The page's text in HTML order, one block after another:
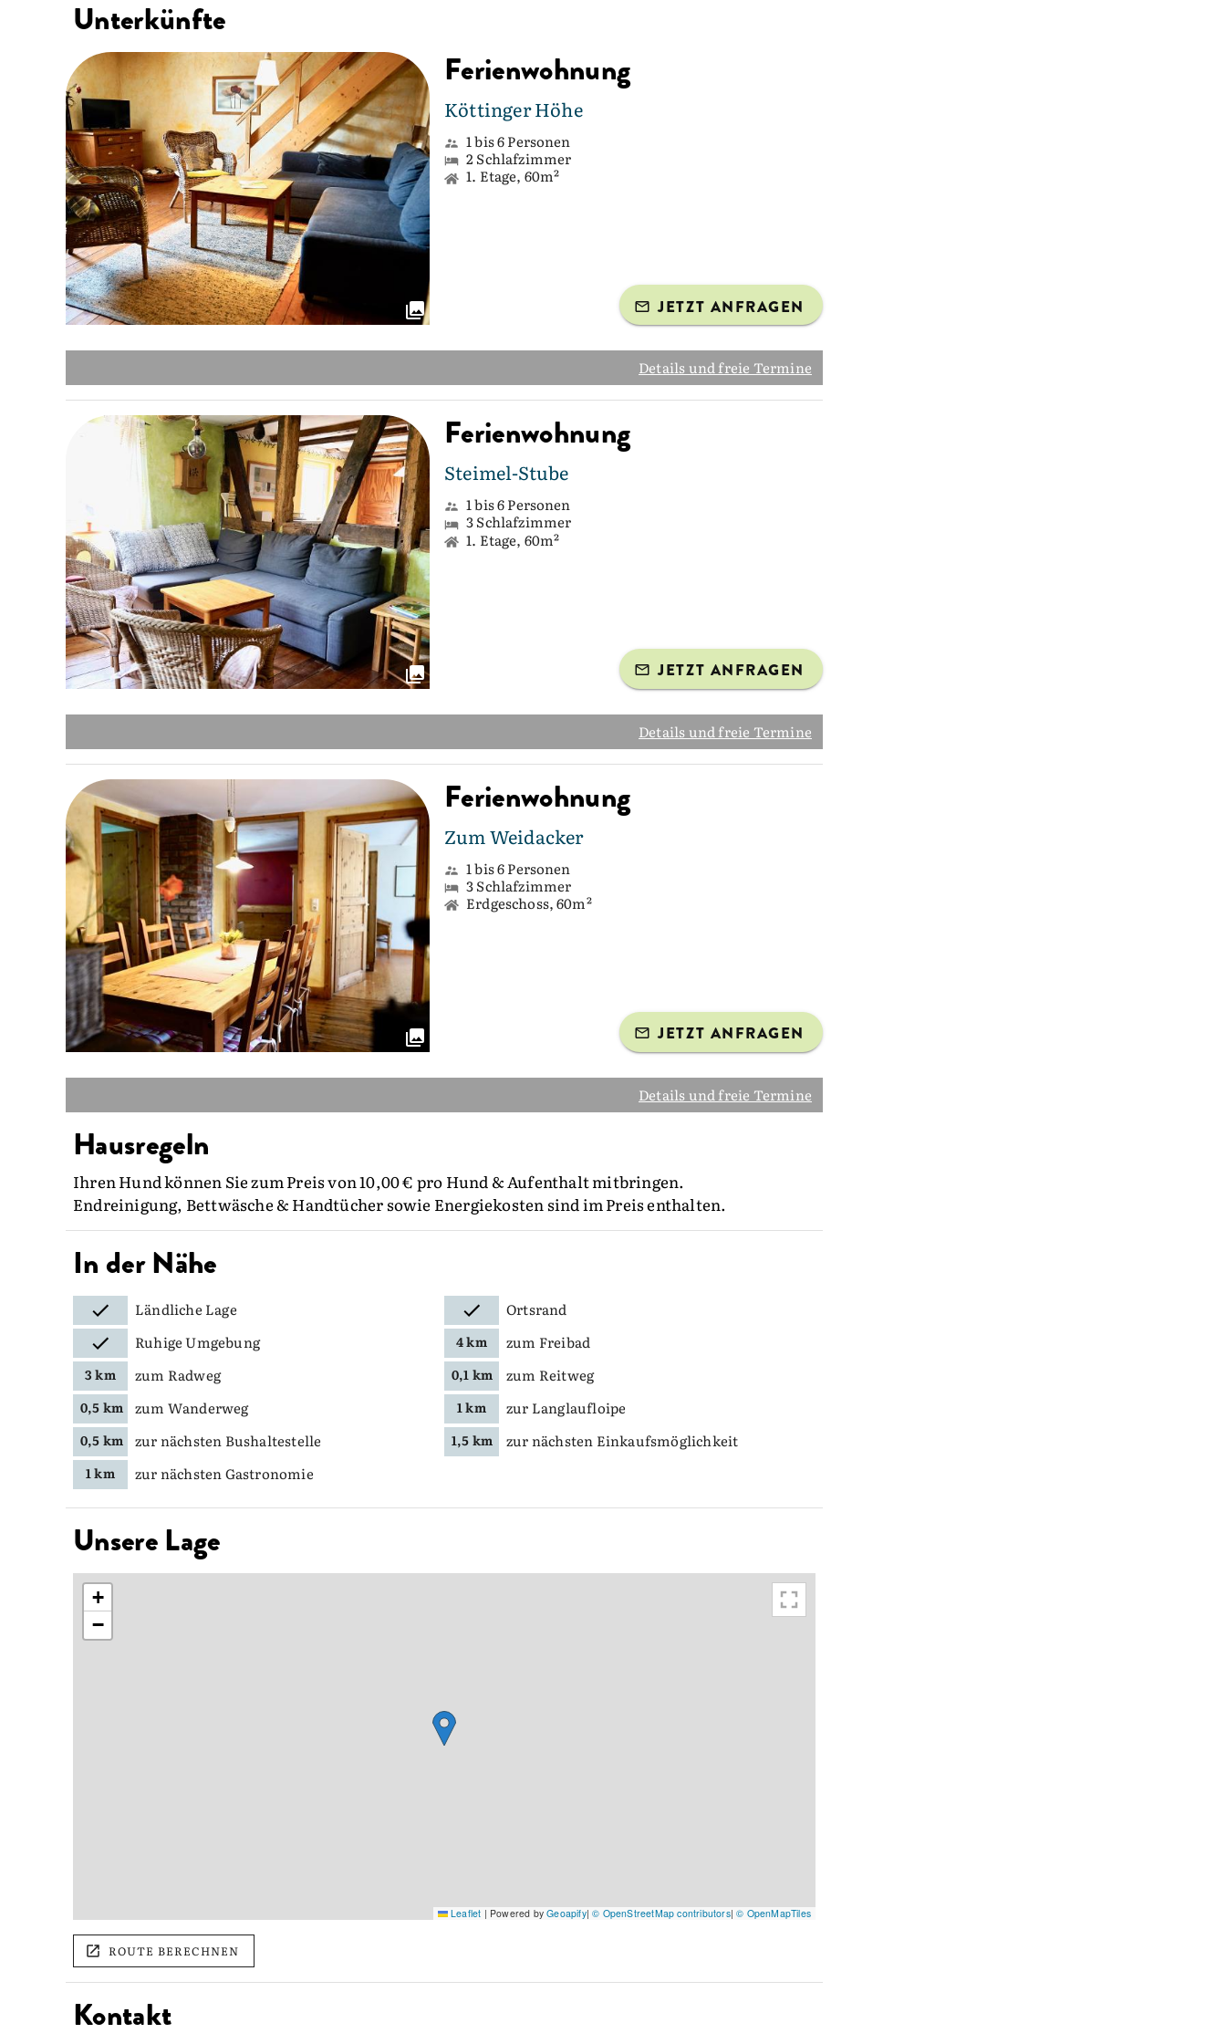
Unterkünfte
Ferienwohnung
Köttinger Höhe
1 bis 6 Personen
2 Schlafzimmer
1. Etage, 60m²
JETZT ANFRAGEN
Details und freie Termine
Ferienwohnung
Steimel-Stube
1 bis 6 Personen
3 Schlafzimmer
1. Etage, 60m²
JETZT ANFRAGEN
Details und freie Termine
Ferienwohnung
Zum Weidacker
1 bis 6 Personen
3 Schlafzimmer
Erdgeschoss, 60m²
JETZT ANFRAGEN
Details und freie Termine
Hausregeln
Ihren Hund können Sie zum Preis von 10,00 € pro Hund & Aufenthalt mitbringen.
Endreinigung, Bettwäsche & Handtücher sowie Energiekosten sind im Preis enthalten.
In der Nähe
Ländliche Lage
Ortsrand
Ruhige Umgebung
4 km zum Freibad
3 km zum Radweg 0,1 km zum Reitweg
0,5 km zum Wanderweg 1 km zur Langlaufloipe
0,5 km zur nächsten Bushaltestelle 1,5 km zur nächsten Einkaufsmöglichkeit
1 km zur nächsten Gastronomie
Unsere Lage
+
−
Leaflet | Powered byGeoapify|© OpenStreetMap contributors|© OpenMapTiles
ROUTE BERECHNEN
Kontakt